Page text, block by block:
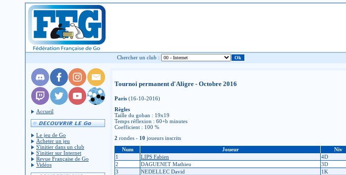
Chercher un club :
Accueil
Le jeu de Go
Acheter un jeu
S'initier dans un club
S'initier sur Internet
Revue Française de Go
Vidéos
Tournoi permanent d'Aligre - Octobre 2016
Paris (16-10-2016)
Règles
Taille du goban : 19x19
Temps réflexion : 60+b minutes
Coefficient : 100 %
2 rondes - 10 joueurs inscrits
Num
Joueur Niv
1
LIPS Fabien 4D
2
DAGUENET Mathieu 3D
3
NEDELLEC David 1K